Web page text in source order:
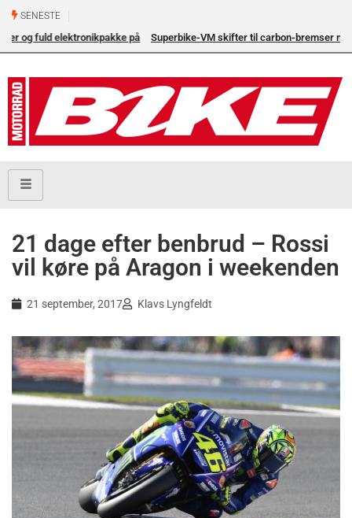
SENESTE
Superbike-VM skifter til carbon-bremser med Brembo som
21 dage efter benbrud – Rossi
vil køre på Aragon i weekenden
21 september, 2017 Klavs Lyngfeldt